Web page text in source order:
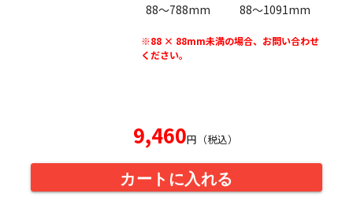
88〜788mm
88〜1091mm
※88 × 88mm未満の場合、お問い合わせ
ください。
9,460円（税込）
カートに入れる